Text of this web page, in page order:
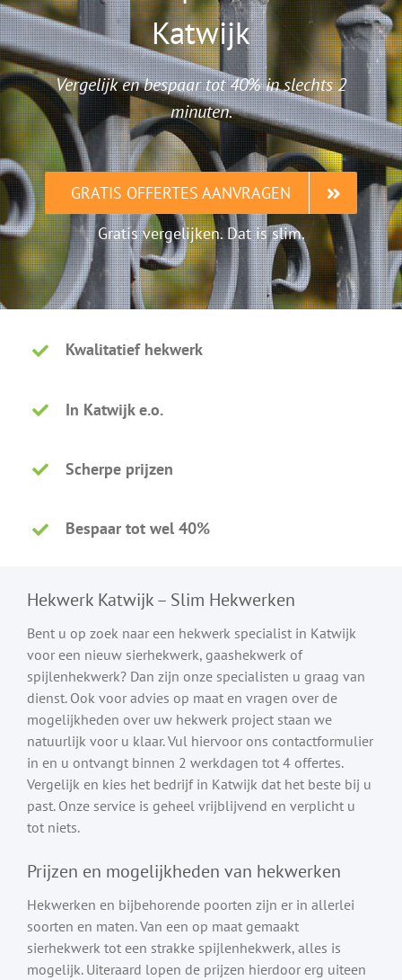
Katwijk
Vergelijk en bespaar tot 40% in slechts 2
minuten.
GRATIS OFFERTES AANVRAGEN
Gratis vergelijken. Dat is slim.
Kwalitatief hekwerk
In Katwijk e.o.
Scherpe prijzen
Bespaar tot wel 40%
Hekwerk Katwijk – Slim Hekwerken
Bent u op zoek naar een hekwerk specialist in Katwijk
voor een nieuw sierhekwerk, gaashekwerk of
spijlenhekwerk? Dan zijn onze specialisten u graag van
dienst. Ook voor advies op maat en vragen over de
mogelijkheden over uw hekwerk project staan we
natuurlijk voor u klaar. Vul hiervoor ons contactformulier
in en u ontvangt binnen 2 werkdagen tot 4 offertes.
Vergelijk en kies het bedrijf in Katwijk dat het beste bij u
past. Onze service is geheel vrijblijvend en verplicht u
tot niets.
Prijzen en mogelijkheden van hekwerken
Hekwerken en bijbehorende poorten zijn er in allerlei
soorten en maten. Van een op maat gemaakt
sierhekwerk tot een strakke spijlenhekwerk, alles is
mogelijk. Uiteraard lopen de prijzen hierdoor erg uiteen